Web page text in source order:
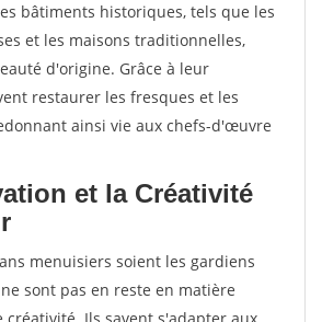
bâtiments historiques, tels que les
et les maisons traditionnelles,
d'origine. Grâce à leur
restaurer les fresques et les
ainsi vie aux chefs-d'œuvre
et la Créativité
menuisiers soient les gardiens
sont pas en reste en matière